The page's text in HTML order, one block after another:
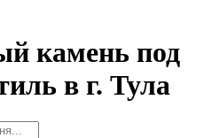
камень под
в г. Тула